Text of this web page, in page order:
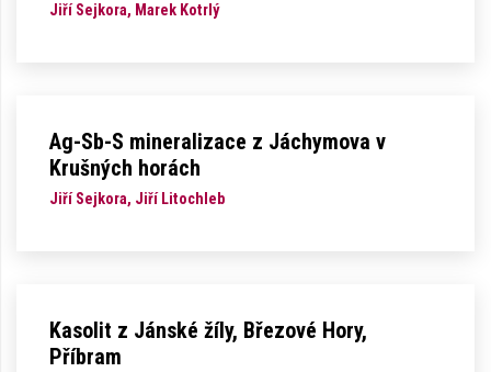
Jiří Sejkora, Marek Kotrlý
Ag-Sb-S mineralizace z Jáchymova v
Krušných horách
Jiří Sejkora, Jiří Litochleb
Kasolit z Jánské žíly, Březové Hory,
Příbram